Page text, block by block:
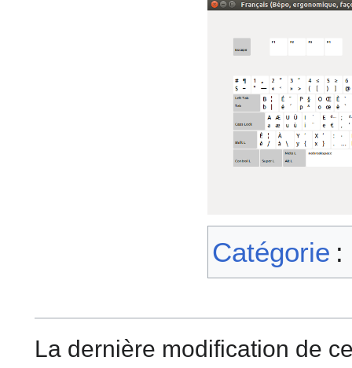
Catégorie :
La dernière modification de